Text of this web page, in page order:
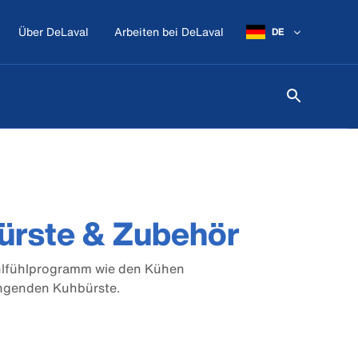
Über DeLaval Arbeiten bei DeLaval DE
& Zubehör
wie den Kühen
Kuhbürste.